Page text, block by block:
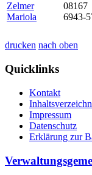
Zelmer
Mariola
08167
6943-
drucken nach oben
Quicklinks
Kontakt
Impressum
Datenschutz
Erklärung zur